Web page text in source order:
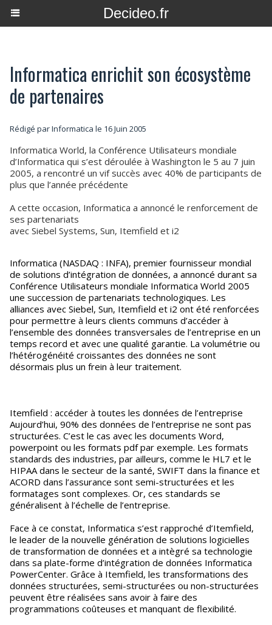
Decideo.fr
Informatica enrichit son écosystème
de partenaires
Rédigé par Informatica le 16 Juin 2005
Informatica World, la Conférence Utilisateurs mondiale
d’Informatica qui s’est déroulée à Washington le 5 au 7 juin
2005, a rencontré un vif succès avec 40% de participants de
plus que l’année précédente
A cette occasion, Informatica a annoncé le renforcement de
ses partenariats
avec Siebel Systems, Sun, Itemfield et i2
Informatica (NASDAQ : INFA), premier fournisseur mondial
de solutions d’intégration de données, a annoncé durant sa
Conférence Utilisateurs mondiale Informatica World 2005
une succession de partenariats technologiques. Les
alliances avec Siebel, Sun, Itemfield et i2 ont été renforcées
pour permettre à leurs clients communs d’accéder à
l’ensemble des données transversales de l’entreprise en un
temps record et avec une qualité garantie. La volumétrie ou
l’hétérogénéité croissantes des données ne sont
désormais plus un frein à leur traitement.
Itemfield : accéder à toutes les données de l’entreprise
Aujourd’hui, 90% des données de l’entreprise ne sont pas
structurées. C’est le cas avec les documents Word,
powerpoint ou les formats pdf par exemple. Les formats
standards des industries, par ailleurs, comme le HL7 et le
HIPAA dans le secteur de la santé, SWIFT dans la finance et
ACORD dans l’assurance sont semi-structurées et les
formatages sont complexes. Or, ces standards se
généralisent à l’échelle de l’entreprise.
Face à ce constat, Informatica s’est rapproché d’Itemfield,
le leader de la nouvelle génération de solutions logicielles
de transformation de données et a intègré sa technologie
dans sa plate-forme d’intégration de données Informatica
PowerCenter. Grâce à Itemfield, les transformations des
données structurées, semi-structurées ou non-structurées
peuvent être réalisées sans avoir à faire des
programmations coûteuses et manquant de flexibilité.